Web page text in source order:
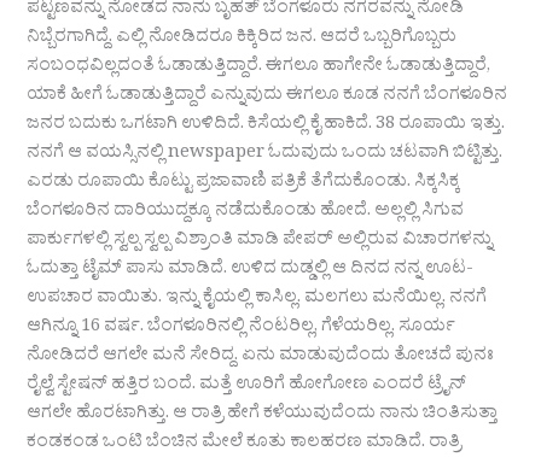
ಪಟ್ಟಣವನ್ನು ನೋಡದ ನಾನು ಬೃಹತ್ ಬೆಂಗಳೂರು ನಗರವನ್ನು ನೋಡಿ
ನಿಬ್ಬೆರಗಾಗಿದ್ದೆ. ಎಲ್ಲಿ ನೋಡಿದರೂ ಕಿಕ್ಕಿರಿದ ಜನ. ಆದರೆ ಒಬ್ಬರಿಗೊಬ್ಬರು
ಸಂಬಂಧವಿಲ್ಲದಂತೆ ಓಡಾಡುತ್ತಿದ್ದಾರೆ. ಈಗಲೂ ಹಾಗೇನೇ ಓಡಾಡುತ್ತಿದ್ದಾರೆ,
ಯಾಕೆ ಹೀಗೆ ಓಡಾಡುತ್ತಿದ್ದಾರೆ ಎನ್ನುವುದು ಈಗಲೂ ಕೂಡ ನನಗೆ ಬೆಂಗಳೂರಿನ
ಜನರ ಬದುಕು ಒಗಟಾಗಿ ಉಳಿದಿದೆ. ಕಿಸೆಯಲ್ಲಿ ಕೈ ಹಾಕಿದೆ. 38 ರೂಪಾಯಿ ಇತ್ತು.
ನನಗೆ ಆ ವಯಸ್ಸಿನಲ್ಲಿ newspaper ಓದುವುದು ಒಂದು ಚಟವಾಗಿ ಬಿಟ್ಟಿತ್ತು.
ಎರಡು ರೂಪಾಯಿ ಕೊಟ್ಟು ಪ್ರಜಾವಾಣಿ ಪತ್ರಿಕೆ ತೆಗೆದುಕೊಂಡು. ಸಿಕ್ಕಸಿಕ್ಕ
ಬೆಂಗಳೂರಿನ ದಾರಿಯುದ್ದಕ್ಕೂ ನಡೆದುಕೊಂಡು ಹೋದೆ. ಅಲ್ಲಲ್ಲಿ ಸಿಗುವ
ಪಾರ್ಕುಗಳಲ್ಲಿ ಸ್ವಲ್ಪ ಸ್ವಲ್ಪ ವಿಶ್ರಾಂತಿ ಮಾಡಿ ಪೇಪರ್ ಅಲ್ಲಿರುವ ವಿಚಾರಗಳನ್ನು
ಓದುತ್ತಾ ಟೈಮ್ ಪಾಸು ಮಾಡಿದೆ. ಉಳಿದ ದುಡ್ಡಲ್ಲಿ ಆ ದಿನದ ನನ್ನ ಊಟ-
ಉಪಚಾರ ವಾಯಿತು. ಇನ್ನು ಕೈಯಲ್ಲಿ ಕಾಸಿಲ್ಲ. ಮಲಗಲು ಮನೆಯಿಲ್ಲ. ನನಗೆ
ಆಗಿನ್ನೂ 16 ವರ್ಷ. ಬೆಂಗಳೂರಿನಲ್ಲಿ ನೆಂಟರಿಲ್ಲ, ಗೆಳೆಯರಿಲ್ಲ. ಸೂರ್ಯ
ನೋಡಿದರೆ ಆಗಲೇ ಮನೆ ಸೇರಿದ್ದ. ಏನು ಮಾಡುವುದೆಂದು ತೋಚದೆ ಪುನಃ
ರೈಲ್ವೆ ಸ್ಟೇಷನ್ ಹತ್ತಿರ ಬಂದೆ. ಮತ್ತೆ ಊರಿಗೆ ಹೋಗೋಣ ಎಂದರೆ ಟ್ರೈನ್
ಆಗಲೇ ಹೊರಟಾಗಿತ್ತು. ಆ ರಾತ್ರಿ ಹೇಗೆ ಕಳೆಯುವುದೆಂದು ನಾನು ಚಿಂತಿಸುತ್ತಾ
ಕಂಡಕಂಡ ಒಂಟಿ ಬೆಂಚಿನ ಮೇಲೆ ಕೂತು ಕಾಲಹರಣ ಮಾಡಿದೆ. ರಾತ್ರಿ